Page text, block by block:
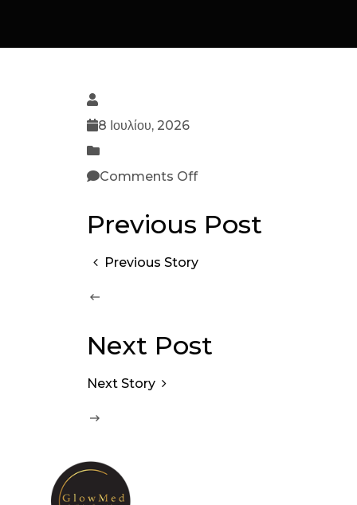
8 Ιουλίου, 2026
Comments Off
Previous Post
Previous Story
Next Post
Next Story